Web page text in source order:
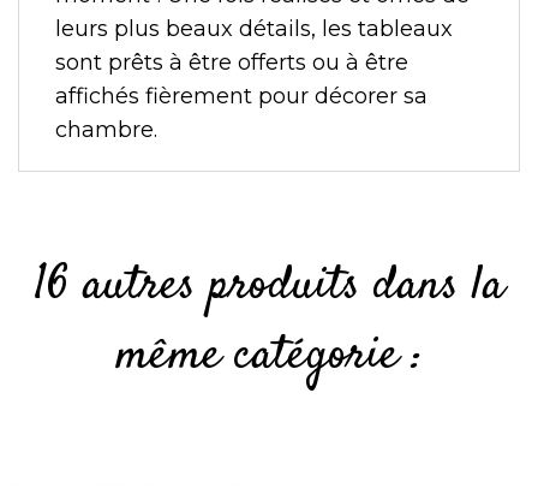
leurs plus beaux détails, les tableaux
sont prêts à être offerts ou à être
affichés fièrement pour décorer sa
chambre.
16 autres produits dans la
même catégorie :